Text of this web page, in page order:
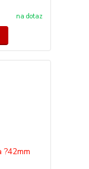
na dotaz